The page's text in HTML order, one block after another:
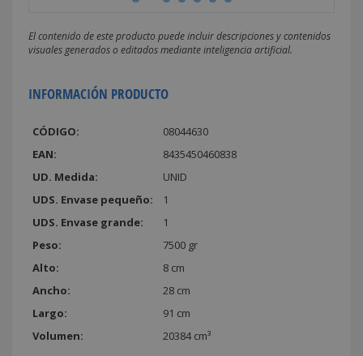
El contenido de este producto puede incluir descripciones y contenidos
visuales generados o editados mediante inteligencia artificial.
INFORMACIÓN PRODUCTO
CÓDIGO:
08044630
EAN:
8435450460838
UD. Medida:
UNID
UDS. Envase pequeño:
1
UDS. Envase grande:
1
Peso:
7500 gr
Alto:
8 cm
Ancho:
28 cm
Largo:
91 cm
Volumen:
20384 cm³